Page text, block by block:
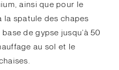
ainsi que pour le
la spatule des chapes
de gypse jusqu’à 50
au sol et le